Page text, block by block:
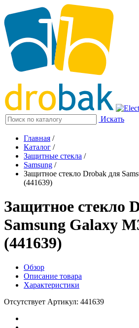
Искать
Главная /
Каталог /
Защитные стекла /
Samsung /
Защитное стекло Drobak для
(441639)
Защитное стекло
Samsung Galaxy
(441639)
Обзор
Описание товара
Характеристики
Отсутствует Артикул: 441639